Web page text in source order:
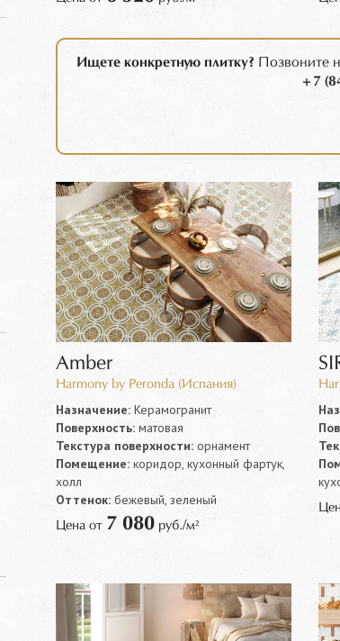
Ищете конкретную плитку? Позвоните
+7
Amber
Harmony by Peronda (Испания)
Назначение:Керамогранит
Поверхность:матовая
Текстура поверхности:орнамент
Помещение:коридор, кухонный фартук,
холл
Оттенок:бежевый, зеленый
Цена от 7 080руб./м²